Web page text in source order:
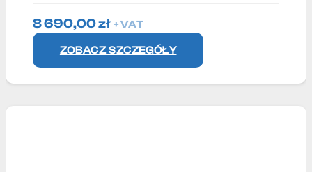
8 690,00zł + VAT
ZOBACZ SZCZEGÓŁY